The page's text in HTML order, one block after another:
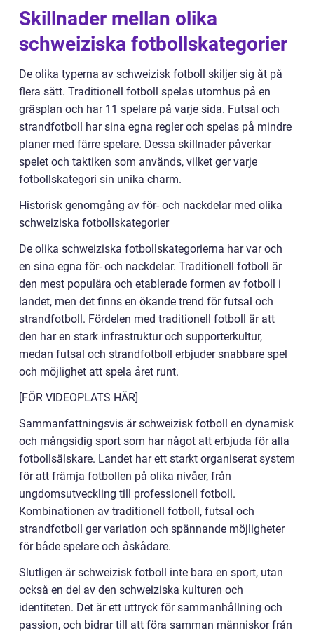
Skillnader mellan olika
schweiziska fotbollskategorier
De olika typerna av schweizisk fotboll skiljer sig åt på
flera sätt. Traditionell fotboll spelas utomhus på en
gräsplan och har 11 spelare på varje sida. Futsal och
strandfotboll har sina egna regler och spelas på mindre
planer med färre spelare. Dessa skillnader påverkar
spelet och taktiken som används, vilket ger varje
fotbollskategori sin unika charm.
Historisk genomgång av för- och nackdelar med olika
schweiziska fotbollskategorier
De olika schweiziska fotbollskategorierna har var och
en sina egna för- och nackdelar. Traditionell fotboll är
den mest populära och etablerade formen av fotboll i
landet, men det finns en ökande trend för futsal och
strandfotboll. Fördelen med traditionell fotboll är att
den har en stark infrastruktur och supporterkultur,
medan futsal och strandfotboll erbjuder snabbare spel
och möjlighet att spela året runt.
[FÖR VIDEOPLATS HÄR]
Sammanfattningsvis är schweizisk fotboll en dynamisk
och mångsidig sport som har något att erbjuda för alla
fotbollsälskare. Landet har ett starkt organiserat system
för att främja fotbollen på olika nivåer, från
ungdomsutveckling till professionell fotboll.
Kombinationen av traditionell fotboll, futsal och
strandfotboll ger variation och spännande möjligheter
för både spelare och åskådare.
Slutligen är schweizisk fotboll inte bara en sport, utan
också en del av den schweiziska kulturen och
identiteten. Det är ett uttryck för sammanhållning och
passion, och bidrar till att föra samman människor från